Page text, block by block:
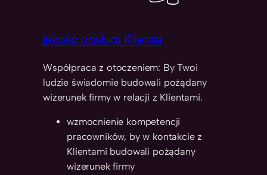
jakość obsługi Klienta
Współpraca z otoczeniem: By Twoi
ludzie świadomie budowali pożądany
wizerunek firmy w relacji z Klientami.
wzmocnienie kompetencji
pracowników, by w kontakcie z
Klientami budowali pożądany
wizerunek firmy